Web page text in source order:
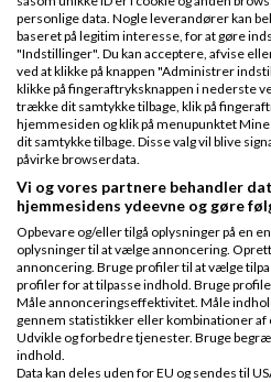
jeres retningslinjerne, hvor
reklame i beskrivelsen og
bliver brugt kommerciel.
Svar
Ken LynggaardSkrevet09-
Gennemsnit
5,0
personlige data. Nogle leverandører kan
baseret på legitim interesse, for at gøre
"Indstillinger". Du kan acceptere, afvise
ved at klikke på knappen "Administrer
klikke på fingeraftryksknappen i nederste
trække dit samtykke tilbage, klik på
hjemmesiden og klik på menupunktet
dit samtykke tilbage. Disse valg vil blive
påvirke browserdata.
Vi og vores partnere behandler
hjemmesidens ydeevne og gøre
Opbevare og/eller tilgå oplysninger på en
oplysninger til at vælge annoncering.
annoncering. Bruge profiler til at vælge
profiler for at tilpasse indhold. Bruge
Måle annonceringseffektivitet. Måle
gennem statistikker eller kombinationer
Udvikle og forbedre tjenester. Bruge
indhold.
Data kan deles uden for EU og sendes til